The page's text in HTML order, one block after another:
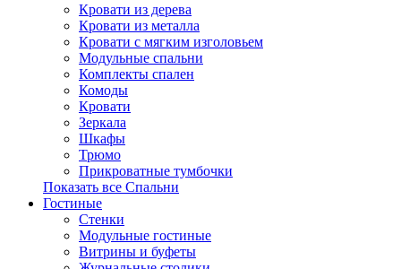
Кровати из дерева
Кровати из металла
Кровати с мягким изголовьем
Модульные спальни
Комплекты спален
Комоды
Кровати
Зеркала
Шкафы
Трюмо
Прикроватные тумбочки
Показать все Спальни
Гостиные
Стенки
Модульные гостиные
Витрины и буфеты